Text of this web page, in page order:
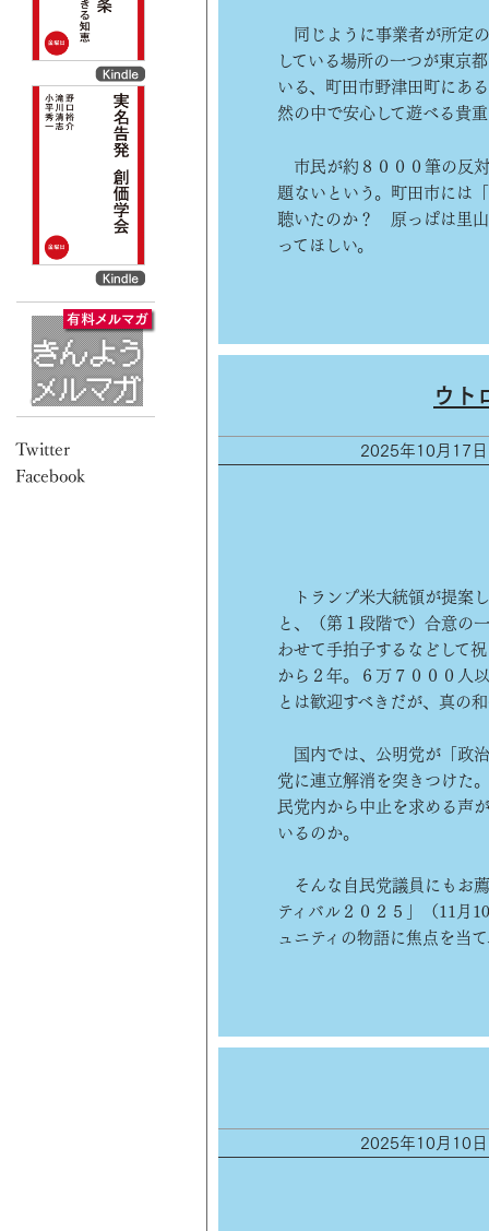
同じように事業者が所定
している場所の一つが東京
いる、町田市野津田町にあ
然の中で安心して遊べる貴
市民が約８０００筆の反
題ないという。町田市には
聴いたのか？ 原っぱは里山
ってほしい。
ウト
2025年10月17
トランプ米大統領が提案
と、（第１段階で）合意の
わせて手拍子するなどして
から２年。６万７０００人
とは歓迎すべきだが、真の
国内では、公明党が「政
党に連立解消を突きつけた
民党内から中止を求める声
いるのか。
そんな自民党議員にもお
ティバル２０２５」（11月
ュニティの物語に焦点を当
2025年10月10